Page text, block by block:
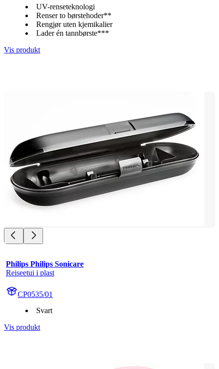
UV-renseteknologi
Renser to børstehoder**
Rengjør uten kjemikalier
Lader én tannbørste***
Vis produkt
Philips Philips Sonicare
Reiseetui i plast
CP0535/01
Svart
Vis produkt